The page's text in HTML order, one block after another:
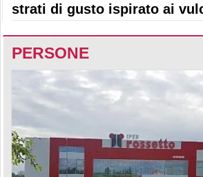
strati di gusto ispirato ai
PERSONE